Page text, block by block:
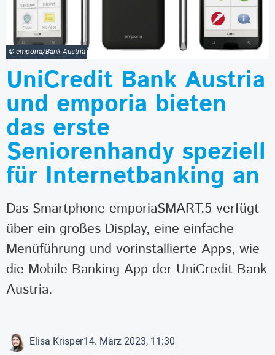
© emporia/Bank Austria
UniCredit Bank Austria
und emporia bieten
das erste
Seniorenhandy speziell
für Internetbanking an
Das Smartphone emporiaSMART.5 verfügt
über ein großes Display, eine einfache
Menüführung und vorinstallierte Apps, wie
die Mobile Banking App der UniCredit Bank
Austria.
Elisa Krisper14. März 2023, 11:30